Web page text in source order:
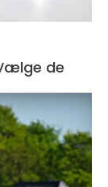
de